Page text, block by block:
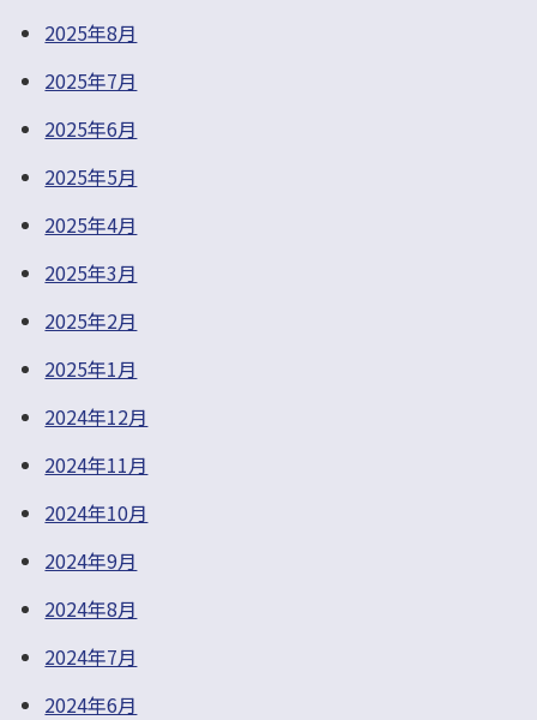
2025年8月
2025年7月
2025年6月
2025年5月
2025年4月
2025年3月
2025年2月
2025年1月
2024年12月
2024年11月
2024年10月
2024年9月
2024年8月
2024年7月
2024年6月